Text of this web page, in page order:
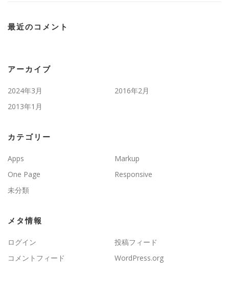
最近のコメント
アーカイブ
2024年3月
2016年2月
2013年1月
カテゴリー
Apps
Markup
One Page
Responsive
未分類
メタ情報
ログイン
投稿フィード
コメントフィード
WordPress.org